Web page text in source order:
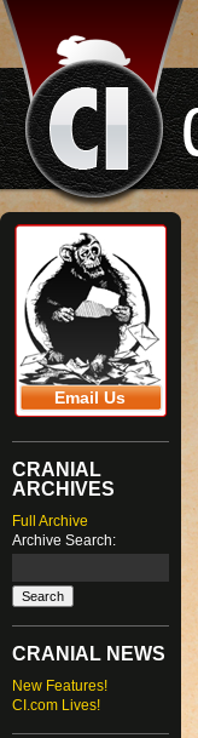
Email Us
CRANIAL
ARCHIVES
Full Archive
Archive Search:
CRANIAL NEWS
New Features!
CI.com Lives!